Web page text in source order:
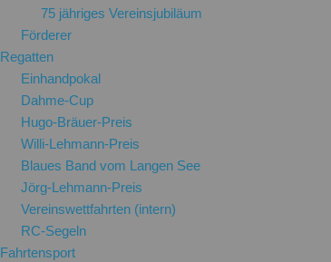
75 jähriges Vereinsjubiläum
Förderer
Regatten
Einhandpokal
Dahme-Cup
Hugo-Bräuer-Preis
Willi-Lehmann-Preis
Blaues Band vom Langen See
Jörg-Lehmann-Preis
Vereinswettfahrten (intern)
RC-Segeln
Fahrtensport